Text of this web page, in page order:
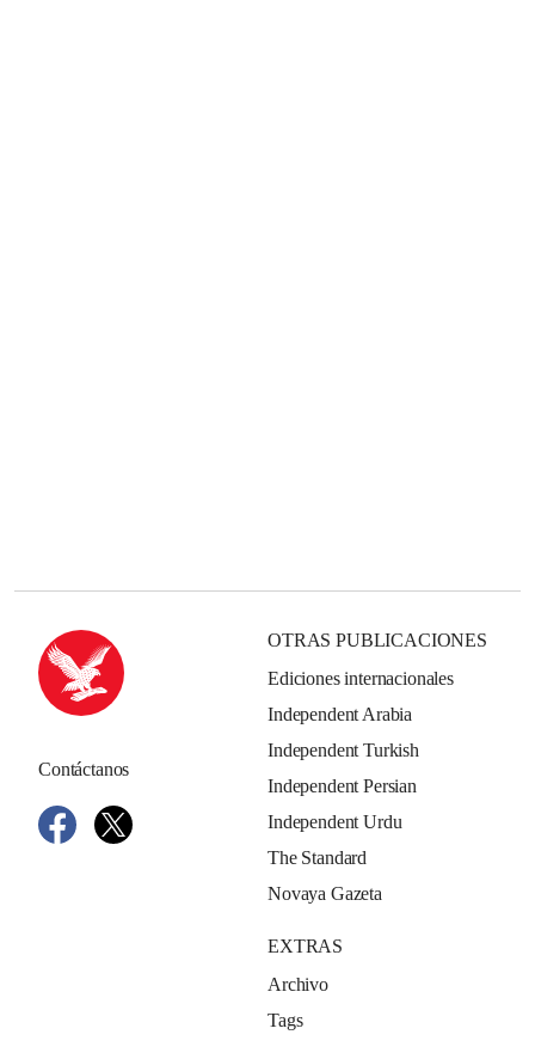
Contáctanos
OTRAS PUBLICACIONES
Ediciones internacionales
Independent Arabia
Independent Turkish
Independent Persian
Independent Urdu
The Standard
Novaya Gazeta
EXTRAS
Archivo
Tags